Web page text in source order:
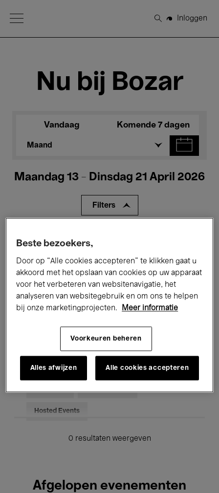
Open Menu
Zoeken
Inloggen
Nu bij Bozar
Vandaag Komende 7 dagen
Maand
Maandag 13 - Dinsdag 21 April 2026
Filters
Tentoonstellingen Films
Performances Lezingen & Debatten
Jazz Klassieke Muziek Global Music
Elektronische Muziek
Voor iedereen Kids’ Palace
Hosted Events
0 resultaten weergeven
Afgelopen evenementen
Beste bezoekers,
Door op “Alle cookies accepteren” te klikken gaat u
akkoord met het opslaan van cookies op uw apparaat
voor het verbeteren van websitenavigatie, het
analyseren van websitegebruik en om ons te helpen
bij onze marketingprojecten.
Meer informatie
Voorkeuren beheren
Alles afwijzen Alle cookies accepteren